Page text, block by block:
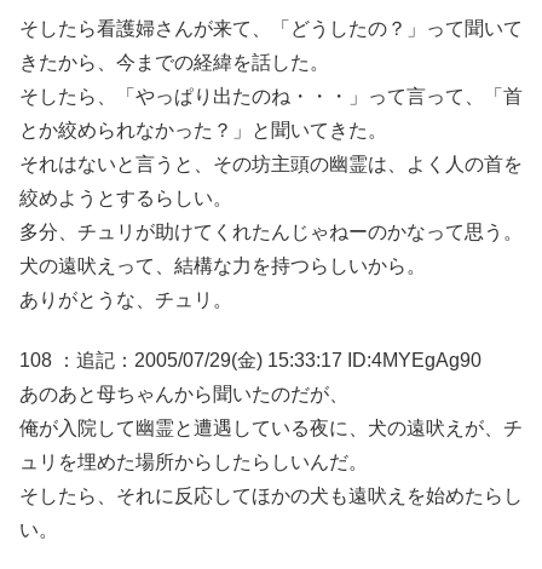
そしたら看護婦さんが来て、「どうしたの？」って聞いて
きたから、今までの経緯を話した。
そしたら、「やっぱり出たのね・・・」って言って、「首
とか絞められなかった？」と聞いてきた。
それはないと言うと、その坊主頭の幽霊は、よく人の首を
絞めようとするらしい。
多分、チュリが助けてくれたんじゃねーのかなって思う。
犬の遠吠えって、結構な力を持つらしいから。
ありがとうな、チュリ。
108 ：追記：2005/07/29(金) 15:33:17 ID:4MYEgAg90
あのあと母ちゃんから聞いたのだが、
俺が入院して幽霊と遭遇している夜に、犬の遠吠えが、チ
ュリを埋めた場所からしたらしいんだ。
そしたら、それに反応してほかの犬も遠吠えを始めたらし
い。